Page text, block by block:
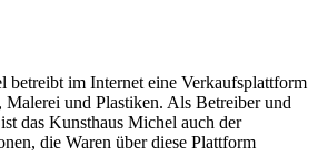
betreibt im Internet eine Verkaufsplattform
und Plastiken. Als Betreiber und
das Kunsthaus Michel auch der
die Waren über diese Plattform